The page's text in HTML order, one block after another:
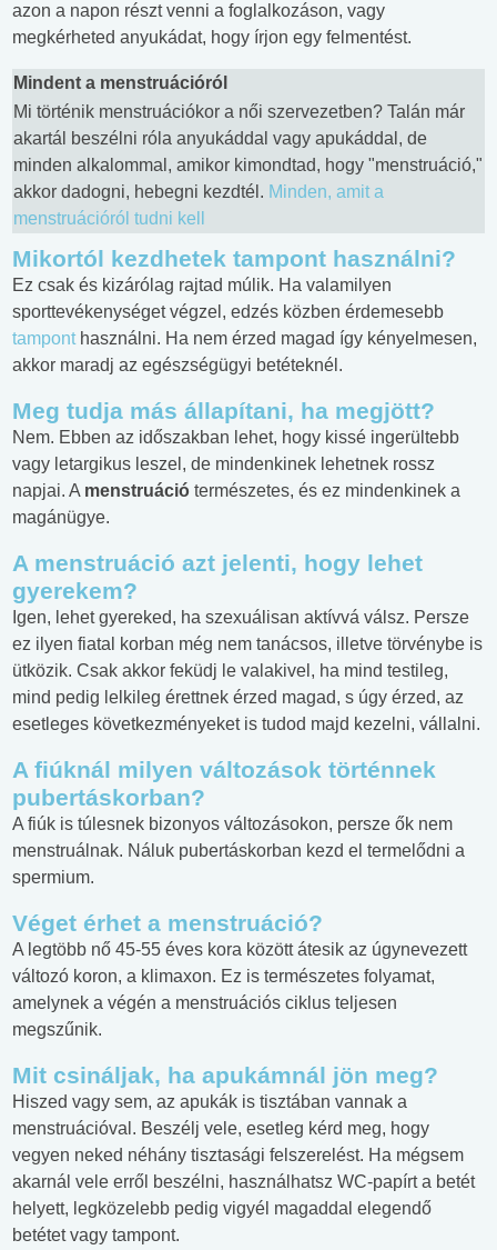
azon a napon részt venni a foglalkozáson, vagy
megkérheted anyukádat, hogy írjon egy felmentést.
Mindent a menstruációról
Mi történik menstruációkor a női szervezetben? Talán már
akartál beszélni róla anyukáddal vagy apukáddal, de
minden alkalommal, amikor kimondtad, hogy "menstruáció,"
akkor dadogni, hebegni kezdtél. Minden, amit a
menstruációról tudni kell
Mikortól kezdhetek tampont használni?
Ez csak és kizárólag rajtad múlik. Ha valamilyen
sporttevékenységet végzel, edzés közben érdemesebb
tamponthasználni. Ha nem érzed magad így kényelmesen,
akkor maradj az egészségügyi betéteknél.
Meg tudja más állapítani, ha megjött?
Nem. Ebben az időszakban lehet, hogy kissé ingerültebb
vagy letargikus leszel, de mindenkinek lehetnek rossz
napjai. A menstruáció természetes, és ez mindenkinek a
magánügye.
A menstruáció azt jelenti, hogy lehet
gyerekem?
Igen, lehet gyereked, ha szexuálisan aktívvá válsz. Persze
ez ilyen fiatal korban még nem tanácsos, illetve törvénybe is
ütközik. Csak akkor feküdj le valakivel, ha mind testileg,
mind pedig lelkileg érettnek érzed magad, s úgy érzed, az
esetleges következményeket is tudod majd kezelni, vállalni.
A fiúknál milyen változások történnek
pubertáskorban?
A fiúk is túlesnek bizonyos változásokon, persze ők nem
menstruálnak. Náluk pubertáskorban kezd el termelődni a
spermium.
Véget érhet a menstruáció?
A legtöbb nő 45-55 éves kora között átesik az úgynevezett
változó koron, a klimaxon. Ez is természetes folyamat,
amelynek a végén a menstruációs ciklus teljesen
megszűnik.
Mit csináljak, ha apukámnál jön meg?
Hiszed vagy sem, az apukák is tisztában vannak a
menstruációval. Beszélj vele, esetleg kérd meg, hogy
vegyen neked néhány tisztasági felszerelést. Ha mégsem
akarnál vele erről beszélni, használhatsz WC-papírt a betét
helyett, legközelebb pedig vigyél magaddal elegendő
betétet vagy tampont.